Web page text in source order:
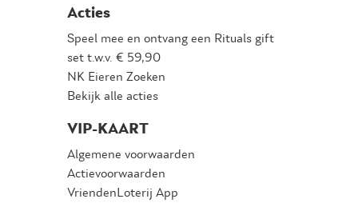
Acties
Speel mee en ontvang een Rituals gift
set t.w.v. € 59,90
NK Eieren Zoeken
Bekijk alle acties
VIP-KAART
Algemene voorwaarden
Actievoorwaarden
VriendenLoterij App